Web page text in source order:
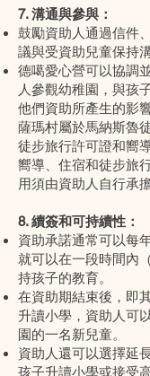
7. 溝通與參與：
鼓勵資助人通過信件
議與受資助兒童保持溝
德噶愛心營可以協調
人參觀幼稚園，與孩
他們資助所產生的影
薩瑪村屬於馬納斯魯
徒步旅行許可證和嚮
嚮導、住宿和徒步旅
用須由資助人自行承擔
8. 續簽和可持續性：
資助承諾通常可以每
就可以在一段時間內
持孩子的教育。
在資助期結束後，即
升讀小學，資助人可
園的一名新兒童。
資助人還可以選擇延
孩子升讀小學或接受